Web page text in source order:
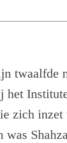
twaalfde
het
zich
was